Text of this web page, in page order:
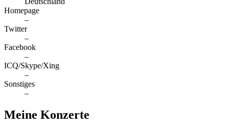
Homepage
–
Twitter
–
Facebook
–
ICQ/Skype/Xing
–
Sonstiges
–
Meine Konzerte